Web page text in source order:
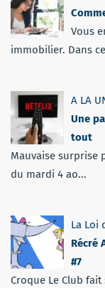
Vous
immobilier. Dans
A LA
Une
tout
Mauvaise surprise
du mardi 4 ao...
La Loi
Récré
#7
Croque Le Club